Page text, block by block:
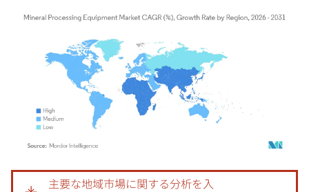
画像 © Mordor Intelligence。再利用にはCC BY 4.0の表示が必要です。